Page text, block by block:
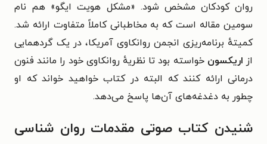
روان کودکان مشخص شود. «مشکل هویت ایگو» هم نام
سومین مقاله است که به مخاطبانی کاملاً متفاوت ارائه شد.
کمیتهٔ برنامه‌ریزی انجمن روانکاوی آمریکا، در یک گردهمایی
از اریکسونخواسته بود تا نظریهٔ روانکاوی خود را مانند فنون
درمانی ارائه کنند که البته در کتاب خواهید خواند که او
چطور به دغدغه‌های آن‌ها پاسخ می‌دهد.
شنیدن کتاب صوتی مقدمات روان شناسی